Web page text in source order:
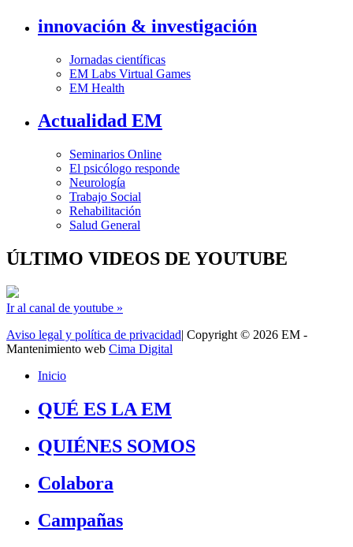
innovación & investigación
Jornadas científicas
EM Labs Virtual Games
EM Health
Actualidad EM
Seminarios Online
El psicólogo responde
Neurología
Trabajo Social
Rehabilitación
Salud General
ÚLTIMO VIDEOS DE YOUTUBE
Ir al canal de youtube »
Aviso legal y política de privacidad| Copyright © 2026 EM -
Mantenimiento web Cima Digital
Inicio
QUÉ ES LA EM
QUIÉNES SOMOS
Colabora
Campañas